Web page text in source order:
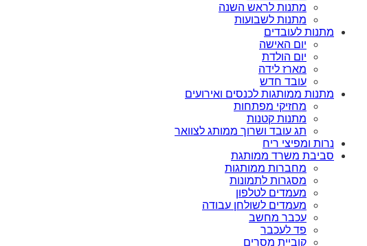
מתנות לראש השנה
מתנות לשבועות
מתנות לעובדים
יום האישה
יום הולדת
מארז לידה
עובד חדש
מתנות ממותגות לכנסים ואירועים
מחזיקי מפתחות
מתנות קטנות
תג עובד ושרוך ממותג לצוואר
נרות ומפיצי ריח
סביבת משרד ממותגת
מחברות ממותגות
מסגרות לתמונות
מעמדים לטלפון
מעמדים לשולחן עבודה
עכבר מחשב
פד לעכבר
קוביית מסרים